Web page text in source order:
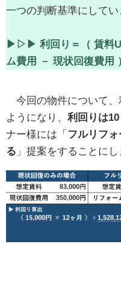
一つの判断基準にしてい
▶▷▶ 利回り＝（ 賃料
ム費用 － 現状回復費用
今回の物件について、
ようになり、 利回りは
ナー様には「 フルリフ
る 」提案をすることにし